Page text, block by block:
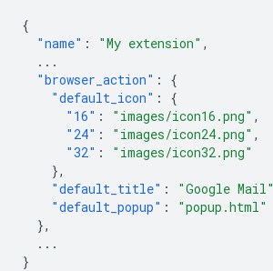
{
"name" : "My extension" ,
...
"browser_action" :
{
"default_icon" : {
"16" : "images/icon16.png" ,
"24" : "images/icon24.png" ,
"32" : "images/icon32.png"
},
"default_title" : "Google Mail"
"default_popup" : "popup.html"
},
...
}